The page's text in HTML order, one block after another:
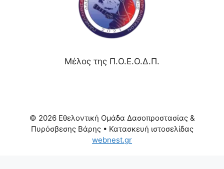
Μέλος της Π.Ο.Ε.Ο.Δ.Π.
© 2026 Εθελοντική Ομάδα Δασοπροστασίας &
Πυρόσβεσης Βάρης• Κατασκευή ιστοσελίδας
webnest.gr